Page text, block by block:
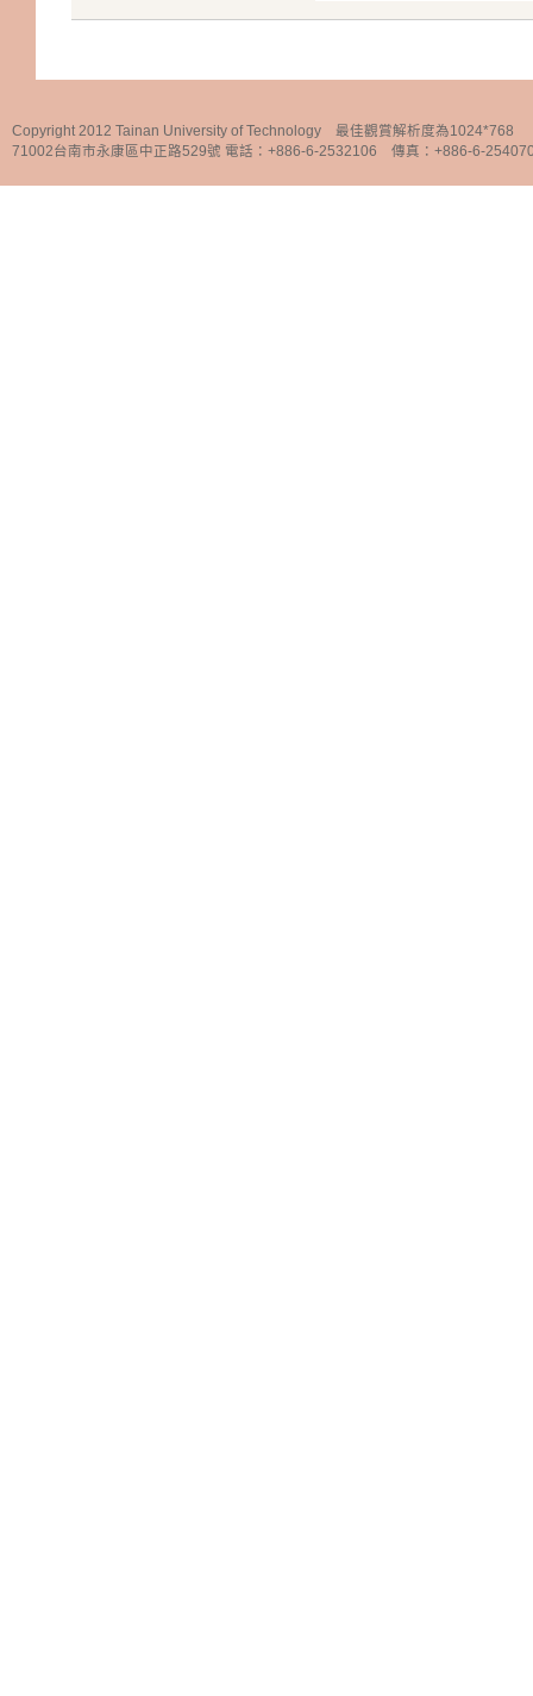
Copyright 2012 Tainan University of Technology 最佳觀賞解析度為1024*768
71002台南市永康區中正路529號 電話：+886-6-2532106 傳真：+886-6-